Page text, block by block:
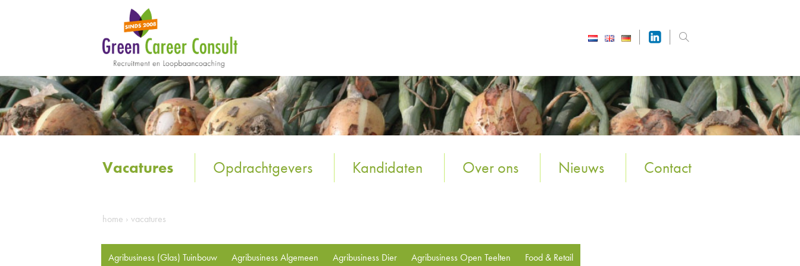
Vacatures Opdrachtgevers Kandidaten Over ons Nieuws Contact
home › vacatures
Agribusiness (Glas) Tuinbouw Agribusiness Algemeen Agribusiness Dier Agribusiness Open Teelten Food & Retail